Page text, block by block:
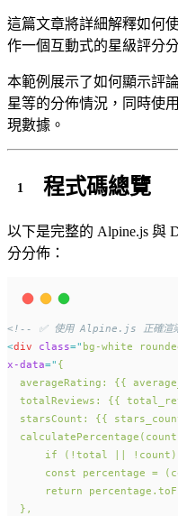
這篇文章將詳細解釋如何
作一個互動式的星級評分
本範例展示了如何顯示評
星等的分佈情況，同時使
現數據。
程式碼總覽
以下是完整的 Alpine.js 與
分分佈：
<!-- ✅ 使用 Alpine.js 正確渲
<div class=" bg-white
x-data=" {
averageRating: {{
totalReviews: {{
starsCount: {{
if (!total ||
const percentage =
return
  },